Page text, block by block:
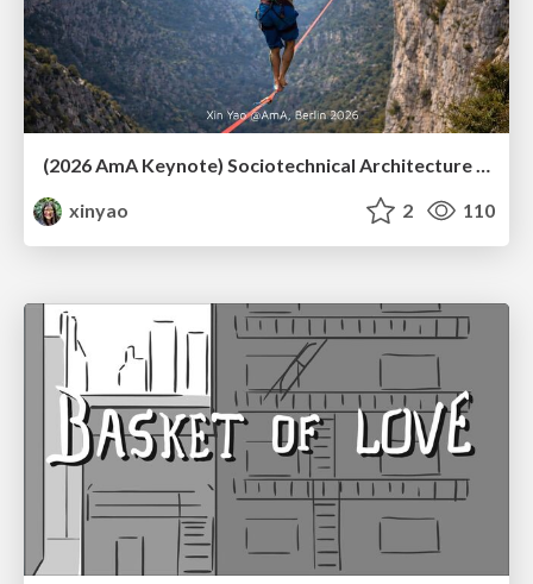
xinyao
2 110